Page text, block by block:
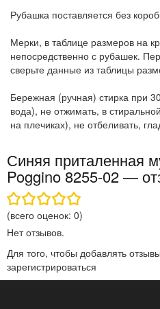
Рубашка поставляется без
Мерки, в таблице размеров на
непосредственно с рубашек.
сверьте данные из таблицы
Бережная (ручная) стирка при
вода), не отжимать, в
на плечиках), не отбеливать,
Синяя приталенная
Poggino 8255-02 —
(всего оценок: 0)
Нет отзывов.
Для того, чтобы добавлять
зарегистрироваться